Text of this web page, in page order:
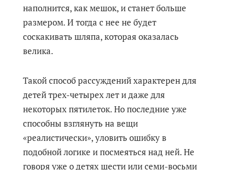
наполнится, как мешок, и станет больше
размером. И тогда с нее не будет
соскакивать шляпа, которая оказалась
велика.
Такой способ рассуждений характерен для
детей трех-четырех лет и даже для
некоторых пятилеток. Но последние уже
способны взглянуть на вещи
«реалистически», уловить ошибку в
подобной логике и посмеяться над ней. Не
говоря уже о детях шести или семи-восьми